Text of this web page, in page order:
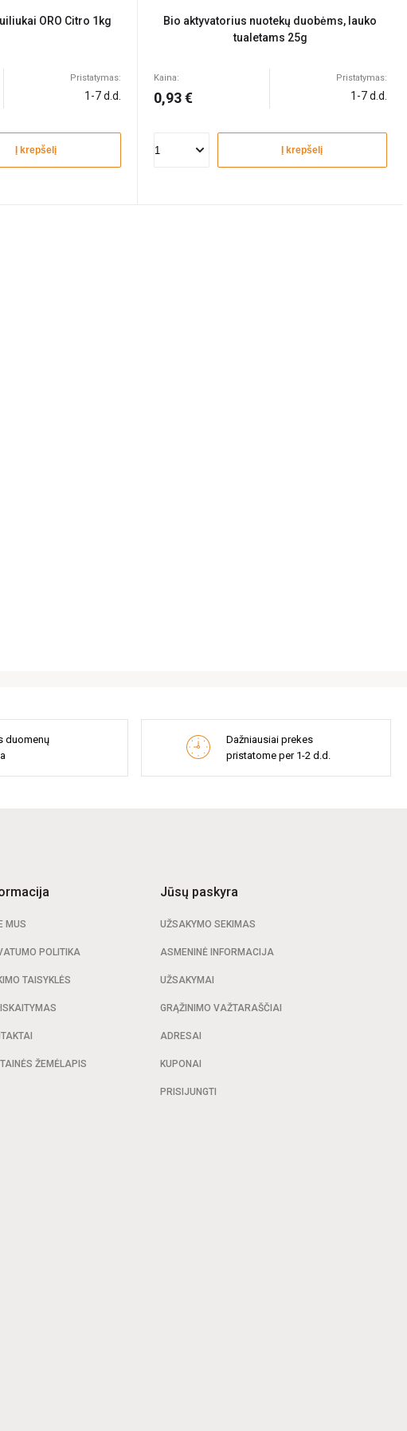
ORO Citro 1kg
Pristatymas:
1-7 d.d.
Į krepšelį
Bio aktyvatorius nuotekų duobėms, lauko
tualetams 25g
Kaina:
0,93 €
Pristatymas:
1-7 d.d.
Į krepšelį
duomenų
Dažniausiai prekes
pristatome per 1-2 d.d.
MUS
POLITIKA
TAISYKLĖS
ŽEMĖLAPIS
Jūsų paskyra
UŽSAKYMO SEKIMAS
ASMENINĖ INFORMACIJA
UŽSAKYMAI
GRĄŽINIMO VAŽTARAŠČIAI
ADRESAI
KUPONAI
PRISIJUNGTI